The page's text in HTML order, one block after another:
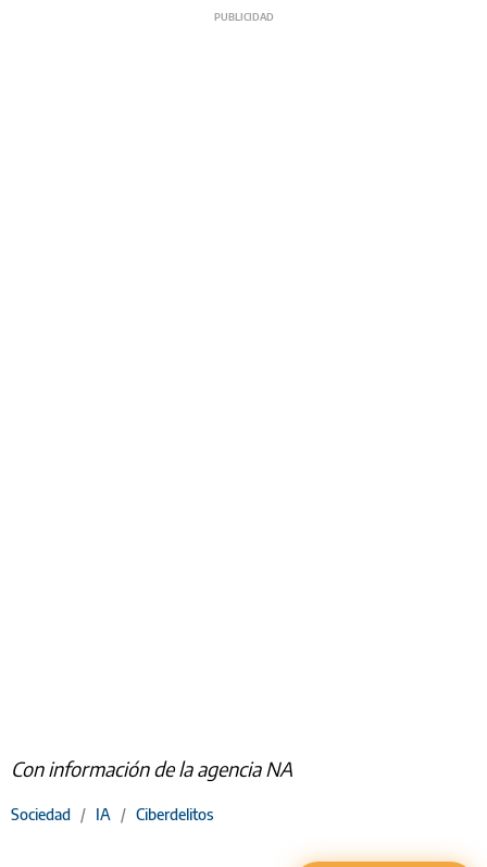
Con información de la agencia NA
Sociedad / IA / Ciberdelitos